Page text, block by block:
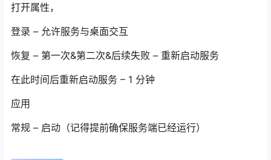
打开属性，
登录 – 允许服务与桌面交互
恢复 – 第一次&第二次&后续失败 – 重新启动服务
在此时间后重新启动服务 – 1 分钟
应用
常规 – 启动（记得提前确保服务端已经运行）